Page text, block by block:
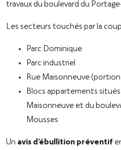
travaux du boulevard du
Les secteurs touchés par la
Parc Dominique
Parc industriel
Rue Maisonneuve
Blocs appartements
Maisonneuve et du
Mousses
Un avis d’ébullition préventif